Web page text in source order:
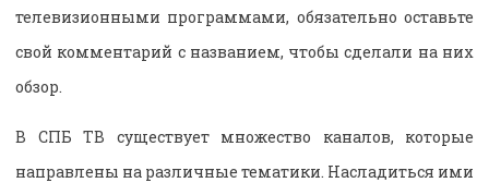
телевизионными программами, обязательно оставьте
свой комментарий с названием, чтобы сделали на них
обзор.
В СПБ ТВ существует множество каналов, которые
направлены на различные тематики. Насладиться ими